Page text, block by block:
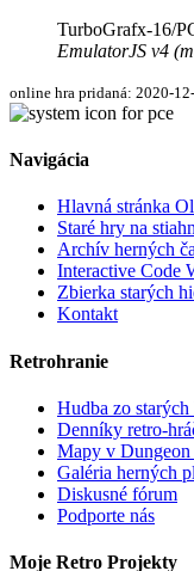
TurboGrafx-16/
EmulatorJS v4
online hra pridaná: 2020-12-
Navigácia
Hlavná stránka
Staré hry na
Archív herných
Interactive Code
Zbierka starých
Kontakt
Retrohranie
Hudba zo starých
Denníky retro-
Mapy v Dungeon
Galéria herných
Diskusné fórum
Podporte nás
Moje Retro Projekty